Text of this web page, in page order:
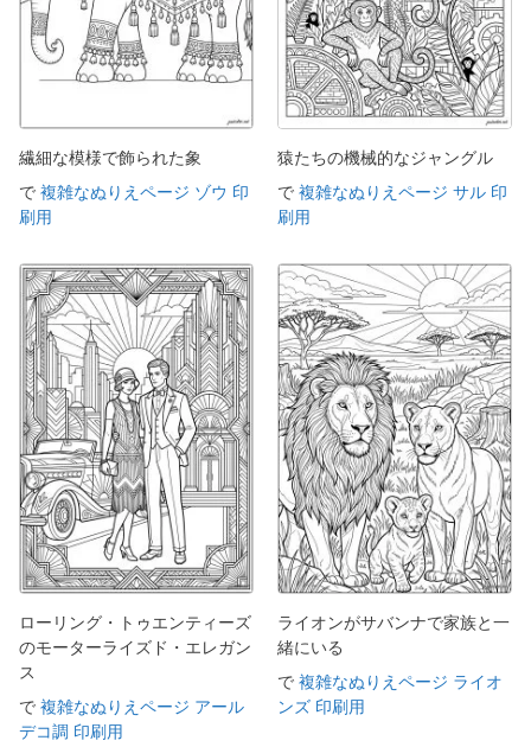
繊細な模様で飾られた象
で 複雑なぬりえページ ゾウ 印
刷用
猿たちの機械的なジャングル
で 複雑なぬりえページ サル 印
刷用
ローリング・トゥエンティーズ
のモーターライズド・エレガン
ス
で 複雑なぬりえページ アール
デコ調 印刷用
ライオンがサバンナで家族と一
緒にいる
で 複雑なぬりえページ ライオ
ンズ 印刷用